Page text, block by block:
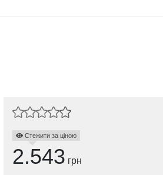
Стежити за ціною
2.543 грн